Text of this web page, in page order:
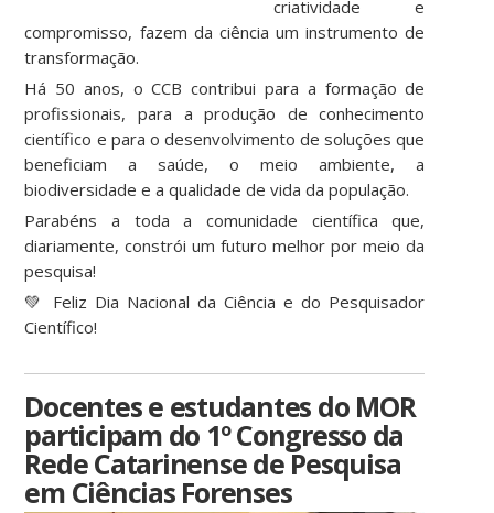
criatividade e
compromisso, fazem da ciência um instrumento de
transformação.
Há 50 anos, o CCB contribui para a formação de
profissionais, para a produção de conhecimento
científico e para o desenvolvimento de soluções que
beneficiam a saúde, o meio ambiente, a
biodiversidade e a qualidade de vida da população.
Parabéns a toda a comunidade científica que,
diariamente, constrói um futuro melhor por meio da
pesquisa!
💚 Feliz Dia Nacional da Ciência e do Pesquisador
Científico!
Docentes e estudantes do MOR
participam do 1º Congresso da
Rede Catarinense de Pesquisa
em Ciências Forenses